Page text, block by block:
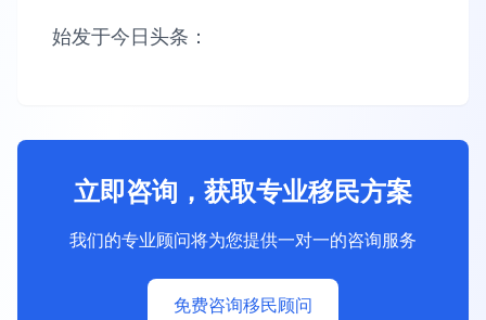
始发于今日头条：
立即咨询，获取专业移民方案
我们的专业顾问将为您提供一对一的咨询服务
免费咨询移民顾问